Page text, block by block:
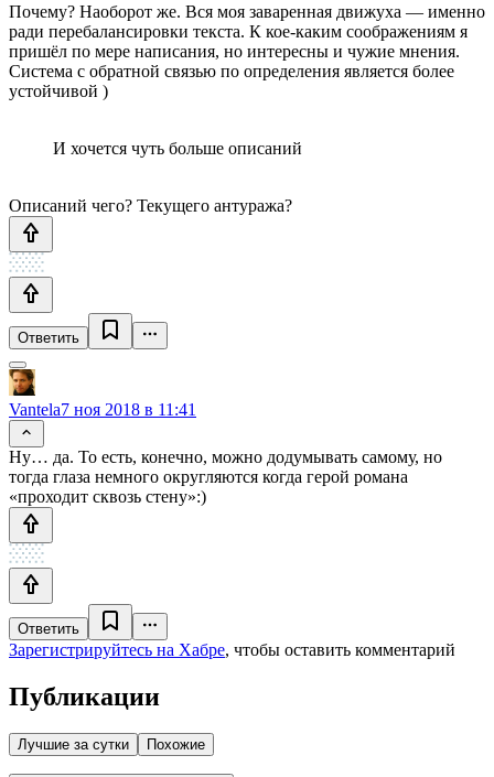
Почему? Наоборот же. Вся моя заваренная движуха — именно
ради перебалансировки текста. К кое-каким соображениям я
пришёл по мере написания, но интересны и чужие мнения.
Система с обратной связью по определения является более
устойчивой )
И хочется чуть больше описаний
Описаний чего? Текущего антуража?
Ответить
Vantela7 ноя 2018 в 11:41
Ну… да. То есть, конечно, можно додумывать самому, но
тогда глаза немного округляются когда герой романа
«проходит сквозь стену»:)
Ответить
Зарегистрируйтесь на Хабре, чтобы оставить комментарий
Публикации
Лучшие за сутки Похожие